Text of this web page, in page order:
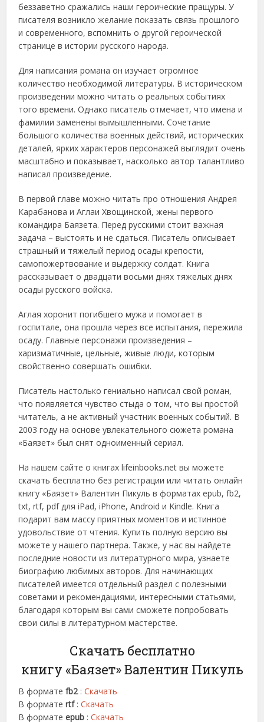
беззаветно сражались наши героические пращуры. У
писателя возникло желание показать связь прошлого
и современного, вспомнить о другой героической
странице в истории русского народа.
Для написания романа он изучает огромное
количество необходимой литературы. В историческом
произведении можно читать о реальных событиях
того времени. Однако писатель отмечает, что имена и
фамилии заменены вымышленными. Сочетание
большого количества военных действий, исторических
деталей, ярких характеров персонажей выглядит очень
масштабно и показывает, насколько автор талантливо
написал произведение.
В первой главе можно читать про отношения Андрея
Карабанова и Аглаи Хвощинской, жены первого
командира Баязета. Перед русскими стоит важная
задача – выстоять и не сдаться. Писатель описывает
страшный и тяжелый период осады крепости,
самопожертвование и выдержку солдат. Книга
рассказывает о двадцати восьми днях тяжелых днях
осады русского войска.
Аглая хоронит погибшего мужа и помогает в
госпитале, она прошла через все испытания, пережила
осаду. Главные персонажи произведения –
харизматичные, цельные, живые люди, которым
свойственно совершать ошибки.
Писатель настолько гениально написал свой роман,
что появляется чувство стыда о том, что вы простой
читатель, а не активный участник военных событий. В
2003 году на основе увлекательного сюжета романа
«Баязет» был снят одноименный сериал.
На нашем сайте о книгах lifeinbooks.net вы можете
скачать бесплатно без регистрации или читать онлайн
книгу «Баязет» Валентин Пикуль в форматах epub, fb2,
txt, rtf, pdf для iPad, iPhone, Android и Kindle. Книга
подарит вам массу приятных моментов и истинное
удовольствие от чтения. Купить полную версию вы
можете у нашего партнера. Также, у нас вы найдете
последние новости из литературного мира, узнаете
биографию любимых авторов. Для начинающих
писателей имеется отдельный раздел с полезными
советами и рекомендациями, интересными статьями,
благодаря которым вы сами сможете попробовать
свои силы в литературном мастерстве.
Скачать бесплатно
книгу «Баязет» Валентин Пикуль
В форматеfb2:Скачать
В форматеrtf :Скачать
В форматеepub :Скачать